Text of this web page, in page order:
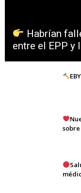
Habrían
entre el EPP y